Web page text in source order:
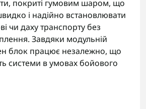
покриті гумовим шаром, що
і надійно встановлювати
чи даху транспорту без
Завдяки модульній
блок працює незалежно, що
системи в умовах бойового